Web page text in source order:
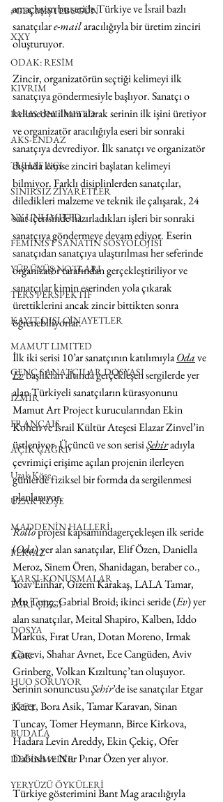
#GEÇMİŞTEBUGÜN
XXY
ODAK: RESİM
KIVRIM
PARIS UNLIMITED
AKS-ENDAZ
TUHAF AÇI
SINIRSIZ ZİYARETLER
NY UNLIMITED
FEMİNİST SANATIN SOSYOLOJİSİ
YÜRÜYÜŞ NOTLARI
TERS PERSPEKTİF
KAYIT DIŞI CİNAYETLER
MAMUT LIMITED
GENÇ SANATÇILAR DOSYASI
İZMİR
FRANÇAIS
AÇIK ÇAĞRI
Uzak Köşe
UZAK KÖŞE
MADDENİN HALLERİ
PERVAZ
KARŞI-KONUŞMALAR
EĞRİ ÇİZGİ
DOSYA
KÖK
HUO SORUYOR
ETÜT
BUDALA
DEĞİNMELER
YERYÜZÜ ÖYKÜLERİ
amaçlayan bu seride Türkiye ve İsrail bazlı
sanatçılar e-mail aracılığıyla bir üretim zinciri
oluşturuyor.
Zincir, organizatörün seçtiği kelimeyi ilk
sanatçıya göndermesiyle başlıyor. Sanatçı o
kelimeden ilham alarak serinin ilk işini üretiyor
ve organizatör aracılığıyla eseri bir sonraki
sanatçıya devrediyor. İlk sanatçı ve organizatör
dışında kimse zinciri başlatan kelimeyi
bilmiyor. Farklı disiplinlerden sanatçılar,
diledikleri malzeme ve teknik ile çalışarak, 24
saat içerisinde hazırladıkları işleri bir sonraki
sanatçıya göndermeye devam ediyor. Eserin
sanatçıdan sanatçıya ulaştırılması her seferinde
organizatör tarafından gerçekleştiriliyor ve
sanatçılar kimin eserinden yola çıkarak
ürettiklerini ancak zincir bittikten sonra
öğrenebiliyorlar.
İlk iki serisi 10’ar sanatçının katılımıyla Oda ve
Ev başlıkları altında gerçekleşen sergilerde yer
alan Türkiyeli sanatçıların kürasyonunu
Mamut Art Project kurucularından Ekin
Kohen ve İsrail Kültür Ateşesi Elazar Zinvel’in
üstleniyor. Üçüncü ve son serisi Şehir adıyla
çevrimiçi erişime açılan projenin ilerleyen
günlerde fiziksel bir formda da sergilenmesi
planlanıyor.
Rollo projesi kapsamındagerçekleşen ilk seride
(Oda) yer alan sanatçılar, Elif Özen, Daniella
Meroz, Sinem Ören, Shanidagan, beraber co.,
Yoav Einhar, Gizem Karakaş, LALA Tamar,
Mu Tunç, Gabrial Broid; ikinci seride (Ev) yer
alan sanatçılar, Meital Shapiro, Kalben, Iddo
Markus, Fırat Uran, Dotan Moreno, Irmak
Canevi, Shahar Avnet, Ece Cangüden, Aviv
Grinberg, Volkan Kızıltunç’tan oluşuyor.
Serinin sonuncusu Şehir’de ise sanatçılar Etgar
Keret, Bora Asik, Tamar Karavan, Sinan
Tuncay, Tomer Heymann, Birce Kirkova,
Hadara Levin Areddy, Ekin Çekiç, Ofer
Dabush ve Nur Pınar Özen yer alıyor.
Türkiye gösterimini Bant Mag aracılığıyla